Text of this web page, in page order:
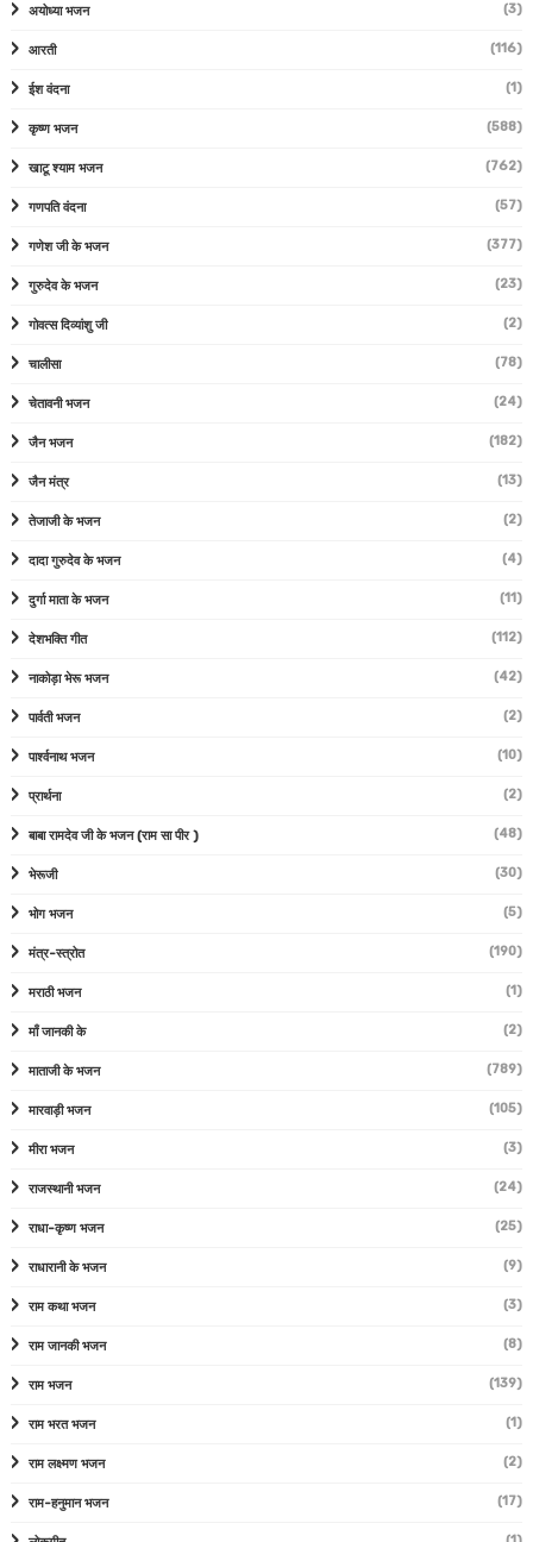
अयोध्या भजन (3)
आरती (116)
ईश वंदना (1)
कृष्ण भजन (588)
खाटू श्याम भजन (762)
गणपति वंदना (57)
गणेश जी के भजन (377)
गुरुदेव के भजन (23)
गोवत्स दिव्यांशु जी (2)
चालीसा (78)
चेतावनी भजन (24)
जैन भजन (182)
जैन मंत्र (13)
तेजाजी के भजन (2)
दादा गुरुदेव के भजन (4)
दुर्गा माता के भजन (11)
देशभक्ति गीत (112)
नाकोड़ा भेरू भजन (42)
पार्वती भजन (2)
पार्श्वनाथ भजन (10)
प्रार्थना (2)
बाबा रामदेव जी के भजन (राम सा पीर ) (48)
भेरूजी (30)
भोग भजन (5)
मंत्र-स्त्रोत (190)
मराठी भजन (1)
माँ जानकी के (2)
माताजी के भजन (789)
मारवाड़ी भजन (105)
मीरा भजन (3)
राजस्थानी भजन (24)
राधा-कृष्ण भजन (25)
राधारानी के भजन (9)
राम कथा भजन (3)
राम जानकी भजन (8)
राम भजन (139)
राम भरत भजन (1)
राम लक्ष्मण भजन (2)
राम-हनुमान भजन (17)